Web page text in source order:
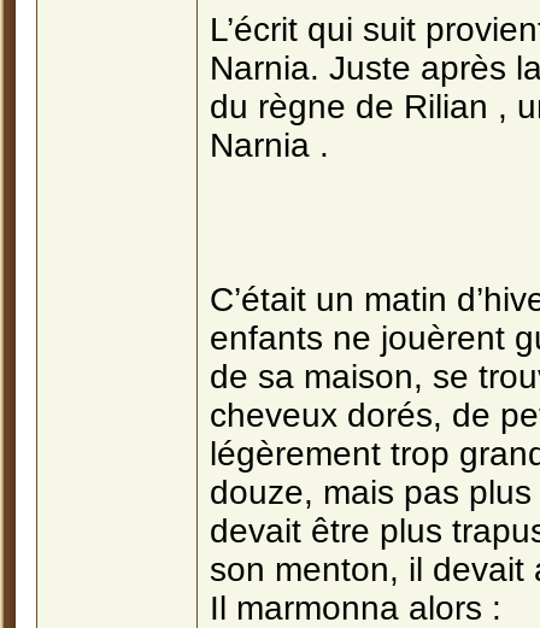
L’écrit qui suit
Narnia. Juste après
du règne de Rilian ,
Narnia .
C’était un matin
enfants ne jouèrent
de sa maison, se
cheveux dorés, de
légèrement trop
douze, mais pas
devait être plus
son menton, il devait
Il marmonna alors :